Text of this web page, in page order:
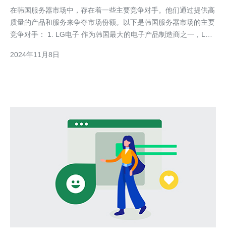
在韩国服务器市场中，存在着一些主要竞争对手。他们通过提供高
质量的产品和服务来争夺市场份额。以下是韩国服务器市场的主要
竞争对手： 1. LG电子 作为韩国最大的电子产品制造商之一，LG
备，能够提供高性能和高可靠性的服务器产品。此外，LG电子还
2024年11月8日